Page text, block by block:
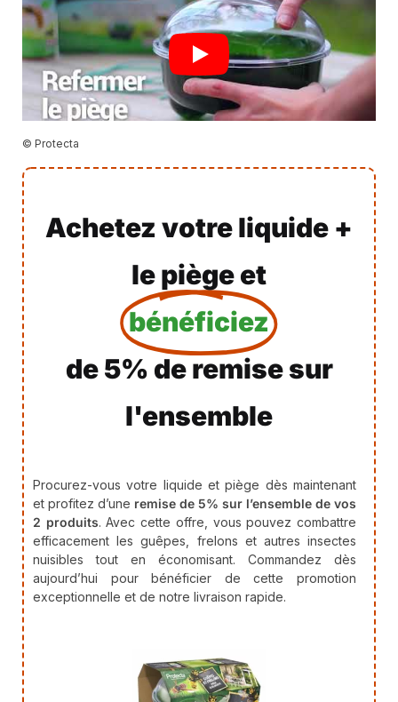
© Protecta
Achetez votre liquide +
le piège et
bénéficiez
de 5% de remise sur
l'ensemble
Procurez-vous votre liquide et piège dès maintenant
et profitez d’une remise de 5% sur l’ensemble de vos
2 produits. Avec cette offre, vous pouvez combattre
efficacement les guêpes, frelons et autres insectes
nuisibles tout en économisant. Commandez dès
aujourd’hui pour bénéficier de cette promotion
exceptionnelle et de notre livraison rapide.